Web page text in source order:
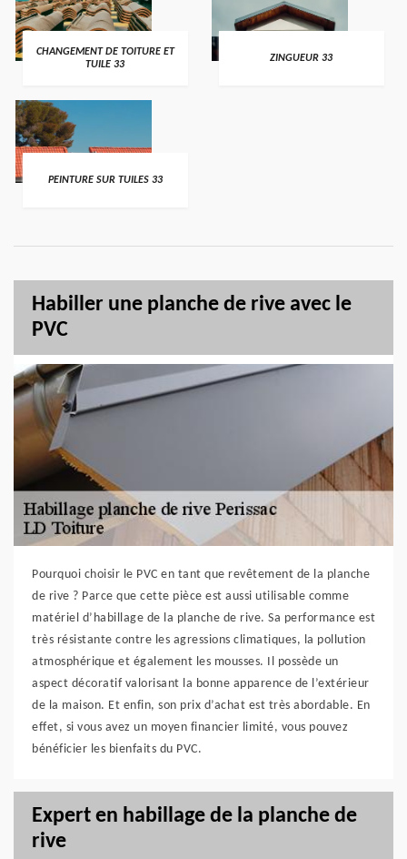
CHANGEMENT DE TOITURE ET
TUILE 33
ZINGUEUR 33
PEINTURE SUR TUILES 33
Habiller une planche de rive avec le
PVC
Pourquoi choisir le PVC en tant que revêtement de la planche
de rive ? Parce que cette pièce est aussi utilisable comme
matériel d’habillage de la planche de rive. Sa performance est
très résistante contre les agressions climatiques, la pollution
atmosphérique et également les mousses. Il possède un
aspect décoratif valorisant la bonne apparence de l’extérieur
de la maison. Et enfin, son prix d’achat est très abordable. En
effet, si vous avez un moyen financier limité, vous pouvez
bénéficier les bienfaits du PVC.
Expert en habillage de la planche de
rive